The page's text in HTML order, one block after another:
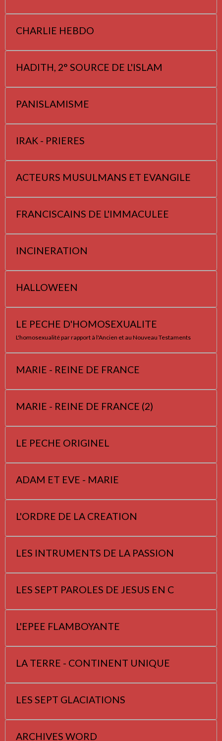
CHARLIE HEBDO
HADITH, 2° SOURCE DE L'ISLAM
PANISLAMISME
IRAK - PRIERES
ACTEURS MUSULMANS ET EVANGILE
FRANCISCAINS DE L'IMMACULEE
INCINERATION
HALLOWEEN
LE PECHE D'HOMOSEXUALITE
L'homosexualité par rapport à l'Ancien et au Nouveau Testaments
MARIE - REINE DE FRANCE
MARIE - REINE DE FRANCE (2)
LE PECHE ORIGINEL
ADAM ET EVE - MARIE
L'ORDRE DE LA CREATION
LES INTRUMENTS DE LA PASSION
LES SEPT PAROLES DE JESUS EN C
L'EPEE FLAMBOYANTE
LA TERRE - CONTINENT UNIQUE
LES SEPT GLACIATIONS
ARCHIVES WORD